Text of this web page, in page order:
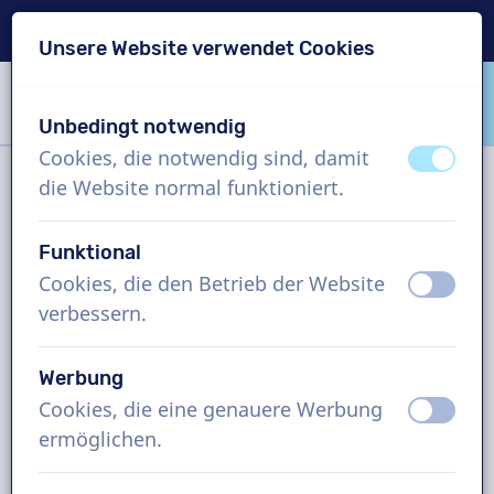
VoiceProductions
Projekt
Vietnamesisch Sprecher, IVR-
Telefonmeldungen, Mann und
Unsere Website verwendet Cookies
Unbedingt notwendig
Cookies, die notwendig sind, damit
die Website normal funktioniert.
aus
an
Funktional
Cookies, die den Betrieb der Website
verbessern.
ausan
Werbung
Cookies, die eine genauere Werbung
ermöglichen.
ausan